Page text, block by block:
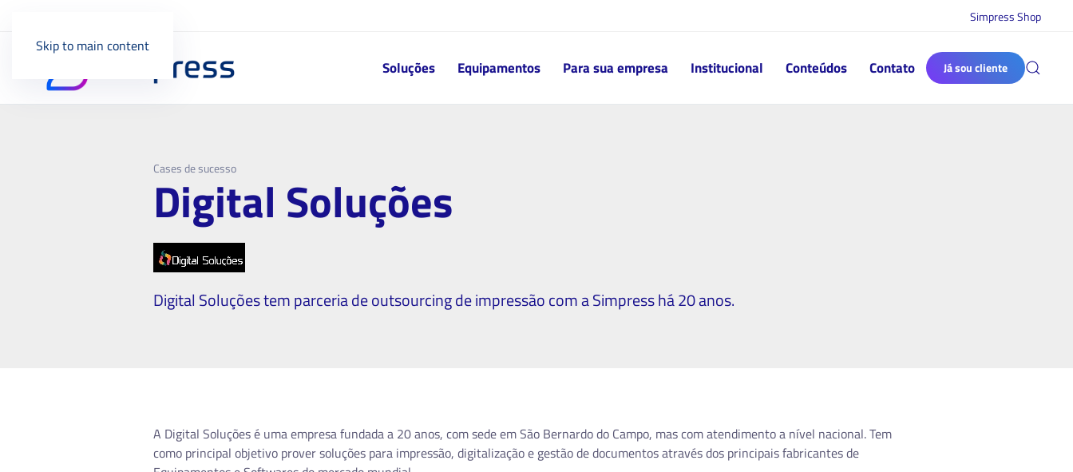
Skip to main content
Simpress Shop
Soluções Equipamentos Para sua empresa Institucional Conteúdos Contato Já sou cliente
Cases de sucesso
Digital Soluções
Digital Soluções tem parceria de outsourcing de impressão com a Simpress há 20 anos.
A Digital Soluções é uma empresa fundada a 20 anos, com sede em São Bernardo do Campo, mas com atendimento a nível nacional. Tem
como principal objetivo prover soluções para impressão, digitalização e gestão de documentos através dos principais fabricantes de